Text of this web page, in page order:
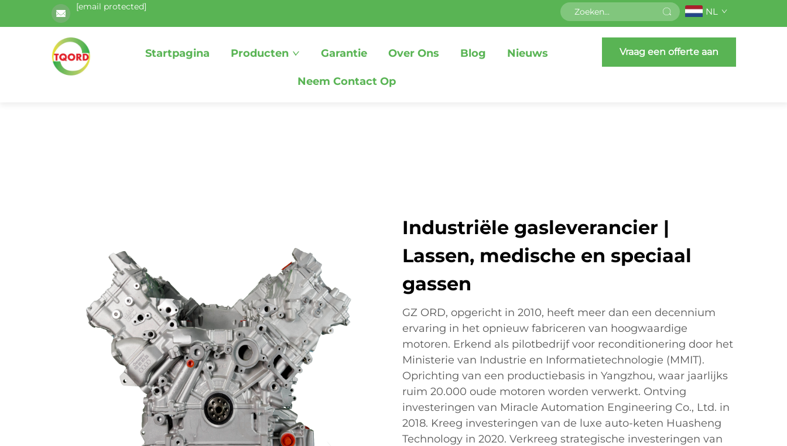
[email protected] NL
Startpagina Producten Garantie Over Ons Blog Nieuws
Neem Contact Op
Vraag een offerte aan
Industriële gasleverancier |
Lassen, medische en speciaal
gassen
GZ ORD, opgericht in 2010, heeft meer dan een decennium
ervaring in het opnieuw fabriceren van hoogwaardige
motoren. Erkend als pilotbedrijf voor reconditionering door het
Ministerie van Industrie en Informatietechnologie (MMIT).
Oprichting van een productiebasis in Yangzhou, waar jaarlijks
ruim 20.000 oude motoren worden verwerkt. Ontving
investeringen van Miracle Automation Engineering Co., Ltd. in
2018. Kreeg investeringen van de luxe auto-keten Huasheng
Technology in 2020. Verkreeg strategische investeringen van